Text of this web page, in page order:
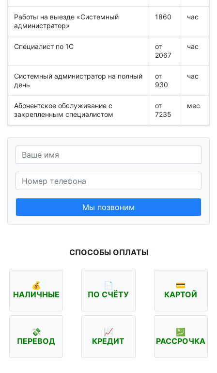
Работы на выезде «Системный
администратор»
1860 час
Специалист по 1С
от
2067
час
Системный администратор на полный
день
от
930
час
Абонентское обслуживание с
закрепленным специалистом
от
7235
мес
Мы позвоним
СПОСОБЫ ОПЛАТЫ
💰
НАЛИЧНЫЕ
📄
ПО СЧЁТУ
💳
КАРТОЙ
💸
ПЕРЕВОД
📈
КРЕДИТ
💹
РАССРОЧКА